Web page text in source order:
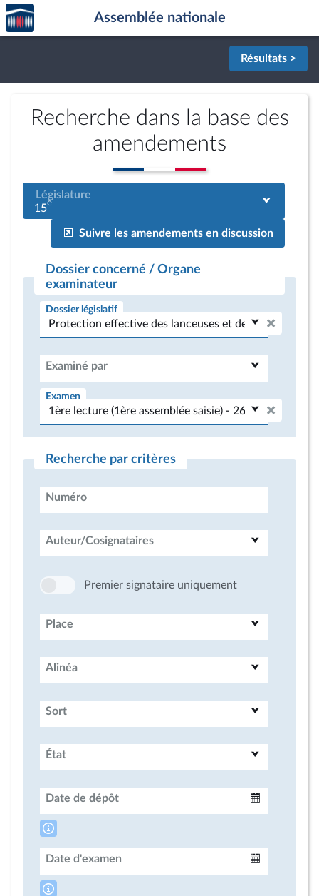
Aller au contenu
Aller en bas de la page
Accèder
à la
page
Assemblée nationale
Résultats >
Recherche dans la base des
amendements
Législature
15e
Suivre les amendements en discussion
Dossier concerné / Organe
examinateur
Dossier législatif
Examiné par
Examen
Recherche par critères
Numéro
Auteur/Cosignataires
Premier signataire uniquement
Place
Alinéa
Sort
État
Date de dépôt
Date d'examen